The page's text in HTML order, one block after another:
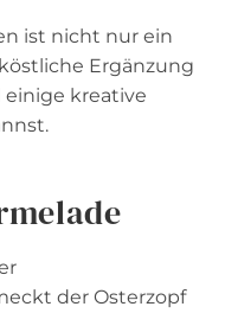
ist nicht nur ein
Ergänzung
einige kreative
der Osterzopf